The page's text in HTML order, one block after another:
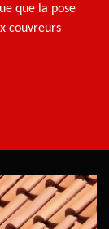
que la pose
couvreurs